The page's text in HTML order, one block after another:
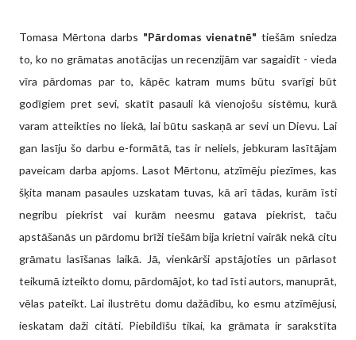
Tomasa Mērtona darbs "Pārdomas vienatnē" tiešām sniedza
to, ko no grāmatas anotācijas un recenzijām var sagaidīt - vieda
vīra pārdomas par to, kāpēc katram mums būtu svarīgi būt
godīgiem pret sevi, skatīt pasauli kā vienojošu sistēmu, kurā
varam atteikties no liekā, lai būtu saskaņā ar sevi un Dievu. Lai
gan lasīju šo darbu e-formātā, tas ir neliels, jebkuram lasītājam
paveicam darba apjoms. Lasot Mērtonu, atzīmēju piezīmes, kas
šķita manam pasaules uzskatam tuvas, kā arī tādas, kurām īsti
negribu piekrist vai kurām neesmu gatava piekrist, taču
apstāšanās un pārdomu brīži tiešām bija krietni vairāk nekā citu
grāmatu lasīšanas laikā. Jā, vienkārši apstājoties un pārlasot
teikumā izteikto domu, pārdomājot, ko tad īsti autors, manuprāt,
vēlas pateikt. Lai ilustrētu domu dažādību, ko esmu atzīmējusi,
ieskatam daži citāti. Piebildīšu tikai, ka grāmata ir sarakstīta